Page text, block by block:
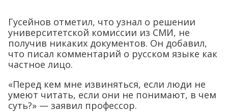
Гусейнов отметил, что узнал о решении
университетской комиссии из СМИ, не
получив никаких документов. Он добавил,
что писал комментарий о русском языке как
частное лицо.
«Перед кем мне извиняться, если люди не
умеют читать, если они не понимают, в чем
суть?» — заявил профессор.